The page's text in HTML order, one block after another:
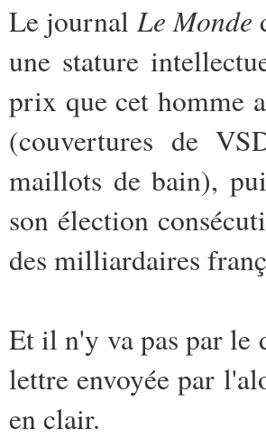
Le journalLe Monde
une stature
prix que cet homme
(couvertures de
maillots de bain),
son élection
des milliardaires
Et il n'y va pas par le
lettre envoyée par
en clair.